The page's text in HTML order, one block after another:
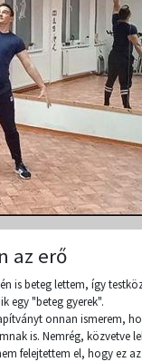
az erő
is beteg lettem, így
egy "beteg gyerek".
onnan ismerem,
is. Nemrég, közvetve
felejtettem el, hogy ez